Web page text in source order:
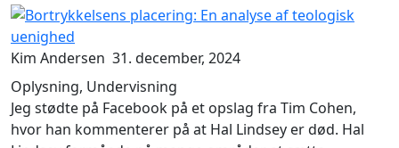
Kim Andersen 31. december, 2024
Oplysning, Undervisning
Jeg stødte på Facebook på et opslag fra Tim Cohen,
hvor han kommenterer på at Hal Lindsey er død. Hal